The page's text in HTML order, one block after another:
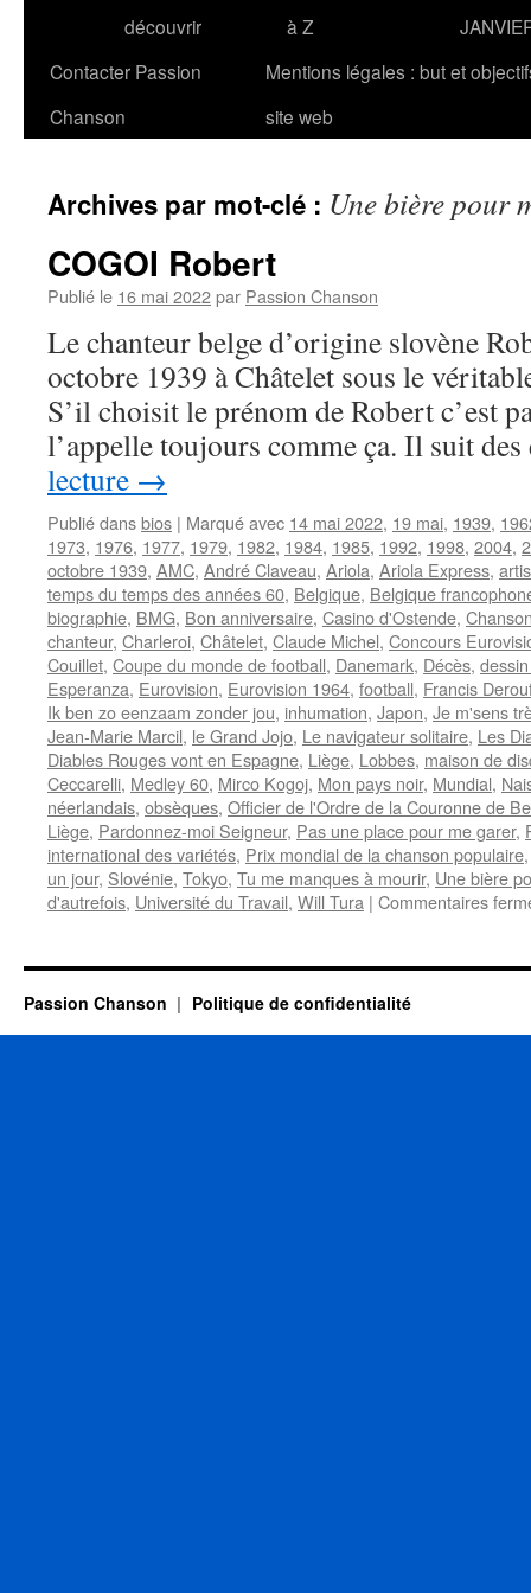
découvrir
à Z
Contacter Passion
Chanson
Mentions légales : but et
site web
Archives par mot-clé : Une bière pour
COGOI Robert
Publié le 16 mai 2022par Passion Chanson
Le chanteur belge d’origine slovène
octobre 1939 à Châtelet sous le
S’il choisit le prénom de Robert c’est
l’appelle toujours comme ça. Il suit
lecture →
Publié dansbios | Marqué avec 14 mai 2022, 19 mai, 1939,
1973, 1976, 1977, 1979, 1982, 1984, 1985, 1992, 1998, 2004,
octobre 1939, AMC, André Claveau, Ariola, Ariola Express,
temps du temps des années 60, Belgique, Belgique
biographie, BMG, Bon anniversaire, Casino d'Ostende,
chanteur, Charleroi, Châtelet, Claude Michel, Concours
Couillet, Coupe du monde de football, Danemark, Décès,
Esperanza, Eurovision, Eurovision 1964, football, Francis
Ik ben zo eenzaam zonder jou, inhumation, Japon, Je m'sens
Jean-Marie Marcil, le Grand Jojo, Le navigateur solitaire, Les
Diables Rouges vont en Espagne, Liège, Lobbes, maison de
Ceccarelli, Medley 60, Mirco Kogoj, Mon pays noir, Mundial,
néerlandais, obsèques, Officier de l'Ordre de la Couronne de
Liège, Pardonnez-moi Seigneur, Pas une place pour me garer,
international des variétés, Prix mondial de la chanson populaire
un jour, Slovénie, Tokyo, Tu me manques à mourir, Une bière
d'autrefois, Université du Travail, Will Tura | Commentaires
Passion Chanson Politique de confidentialité